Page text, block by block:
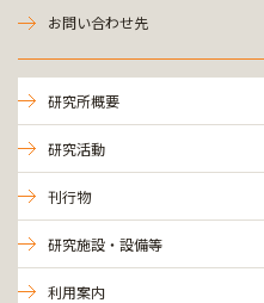
お問い合わせ先
研究所概要
研究活動
刊行物
研究施設・設備等
利用案内